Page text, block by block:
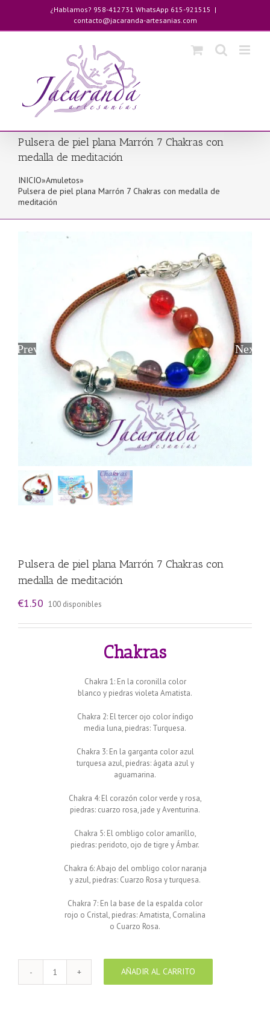
contenido
¿Hablamos? 958-412731 WhatsApp 615-921515 |
contacto@jacaranda-artesanias.com
Pulsera de piel plana Marrón 7 Chakras con
medalla de meditación
INICIO»Amuletos»
Pulsera de piel plana Marrón 7 Chakras con medalla de
meditación
Previous Next
Pulsera de piel plana Marrón 7 Chakras con
medalla de meditación
€1.50 100 disponibles
Chakras
Chakra 1: En la coronilla color
blanco y piedras violeta Amatista.
Chakra 2: El tercer ojo color índigo
media luna, piedras: Turquesa.
Chakra 3: En la garganta color azul
turquesa azul, piedras: ágata azul y
aguamarina.
Chakra 4: El corazón color verde y rosa,
piedras: cuarzo rosa, jade y Aventurina.
Chakra 5: El ombligo color amarillo,
piedras: peridoto, ojo de tigre y Ámbar.
Chakra 6: Abajo del ombligo color naranja
y azul, piedras: Cuarzo Rosa y turquesa.
Chakra 7: En la base de la espalda color
rojo o Cristal, piedras: Amatista, Cornalina
o Cuarzo Rosa.
Pulsera
AÑADIR AL CARRITO